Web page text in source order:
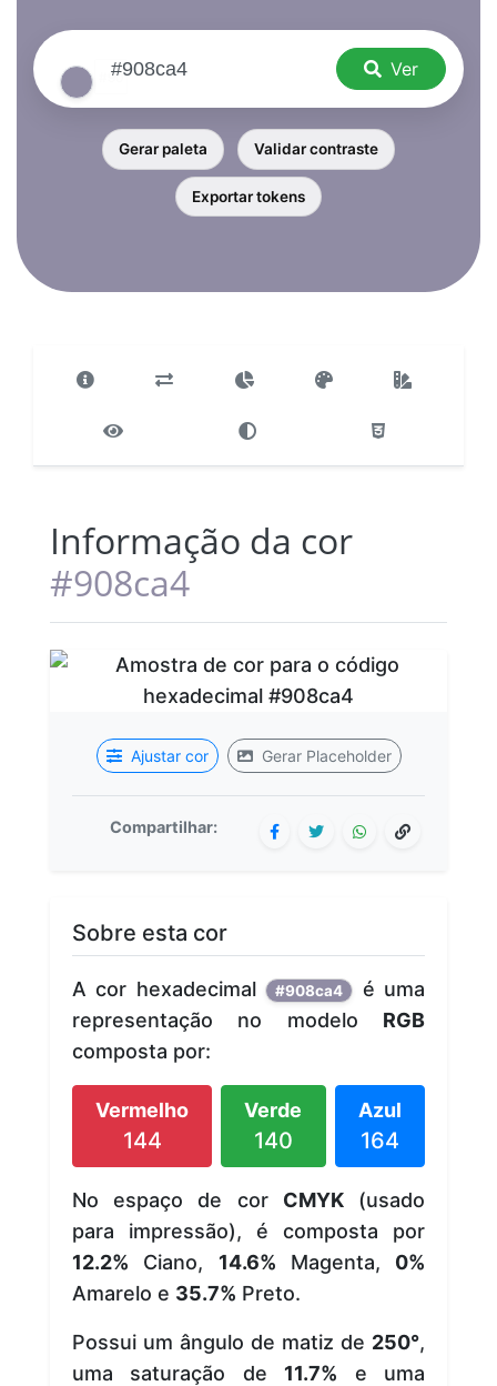
Ver
Gerar paleta Validar contraste
Exportar tokens
Informação da cor
#908ca4
Ajustar cor Gerar Placeholder
Compartilhar:
Sobre esta cor
A cor hexadecimal #908ca4
é uma
representação no modelo RGB
composta por:
Vermelho
144
Verde
140
Azul
164
No espaço de cor CMYK(usado
para impressão), é composta por
12.2% Ciano, 14.6% Magenta, 0%
Amarelo e 35.7% Preto.
Possui um ângulo de matiz de 250°,
uma saturação de 11.7% e uma